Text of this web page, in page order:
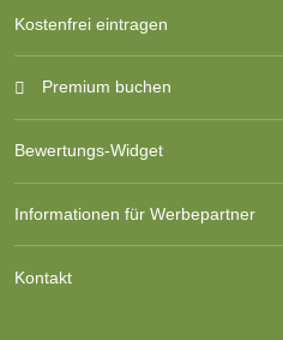
Kostenfrei eintragen
Premium buchen
Bewertungs-Widget
Informationen für Werbepartner
Kontakt